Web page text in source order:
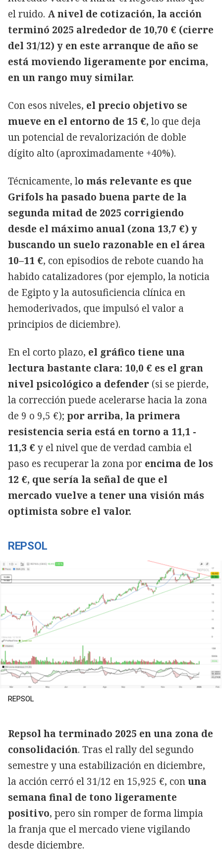
el ruido. A nivel de cotización, la acción
terminó 2025 alrededor de 10,70 € (cierre
del 31/12) y en este arranque de año se
está moviendo ligeramente por encima,
en un rango muy similar.
Con esos niveles, el precio objetivo se
mueve en el entorno de 15 €, lo que deja
un potencial de revalorización de doble
dígito alto (aproximadamente +40%).
Técnicamente, lo más relevante es que
Grifols ha pasado buena parte de la
segunda mitad de 2025 corrigiendo
desde el máximo anual (zona 13,7 €) y
buscando un suelo razonable en el área
10–11 €, con episodios de rebote cuando ha
habido catalizadores (por ejemplo, la noticia
de Egipto y la autosuficiencia clínica en
hemoderivados, que impulsó el valor a
principios de diciembre).
En el corto plazo, el gráfico tiene una
lectura bastante clara: 10,0 € es el gran
nivel psicológico a defender (si se pierde,
la corrección puede acelerarse hacia la zona
de 9 o 9,5 €); por arriba, la primera
resistencia seria está en torno a 11,1 -
11,3 € y el nivel que de verdad cambia el
paso es recuperar la zona por encima de los
12 €, que sería la señal de que el
mercado vuelve a tener una visión más
optimista sobre el valor.
REPSOL
REPSOL
Repsol ha terminado 2025 en una zona de
consolidación. Tras el rally del segundo
semestre y una estabilización en diciembre,
la acción cerró el 31/12 en 15,925 €, conuna
semana final de tono ligeramente
positivo, pero sin romper de forma limpia
la franja que el mercado viene vigilando
desde diciembre.